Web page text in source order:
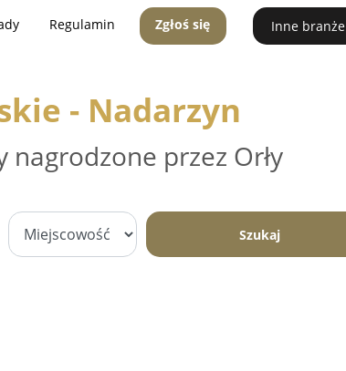
Regulamin Zgłoś się Inne branże
- Nadarzyn
przez Orły
Szukaj